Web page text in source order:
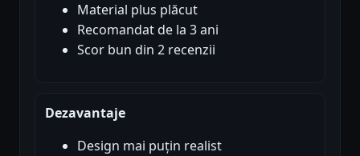
Material plus plăcut
Recomandat de la 3 ani
Scor bun din 2 recenzii
Dezavantaje
Design mai puțin realist